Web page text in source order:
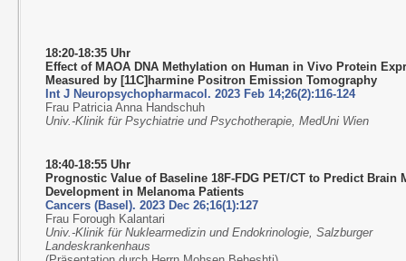
18:20-18:35 Uhr
Effect of MAOA DNA Methylation on Human in Vivo Protein
Measured by [11C]harmine Positron Emission Tomography
Int J Neuropsychopharmacol. 2023 Feb 14;26(2):116-124
Frau Patricia Anna Handschuh
Univ.-Klinik für Psychiatrie und Psychotherapie, MedUni Wien
18:40-18:55 Uhr
Prognostic Value of Baseline 18F-FDG PET/CT to Predict Brain
Development in Melanoma Patients
Cancers (Basel). 2023 Dec 26;16(1):127
Frau Forough Kalantari
Univ.-Klinik für Nuklearmedizin und Endokrinologie, Salzburger
Landeskrankenhaus